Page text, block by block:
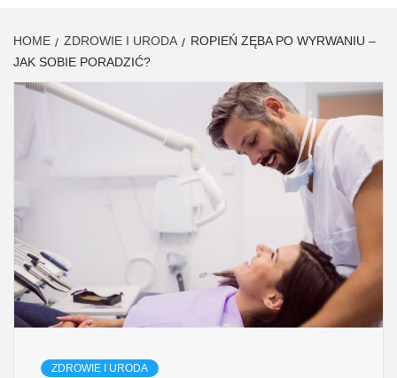
HOME ZDROWIE I URODA
ROPIEŃ ZĘBA PO WYRWANIU –
JAK SOBIE PORADZIĆ?
ZDROWIE I URODA